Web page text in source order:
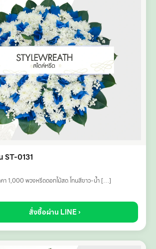
ST-0131
า 1,000 พวงหรีดดอกไม้สด โทนสีขาว-น้ำ […]
สั่งซื้อผ่าน LINE ›